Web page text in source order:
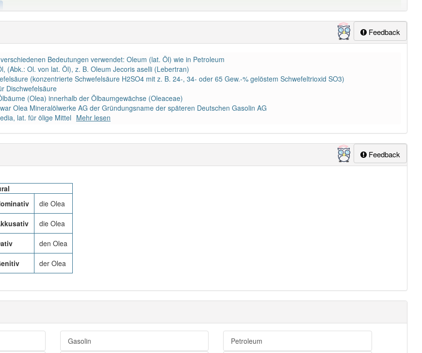
Wörter mit Endung
Bereich Chemie 98% unserer Spielapp-Nutzer haben den Artikel korrekt erraten.
Feedback
Bedeutungen verwendet: Oleum (lat. Öl) wie in Petroleum
(Abk.: Ol. von lat. Öl), z. B. Oleum Jecoris aselli (Lebertran)
(konzentrierte Schwefelsäure H2SO4 mit z. B. 24-, 34- oder 65 Gew.-% gelöstem Schwefeltrioxid SO3)
Dischwefelsäure
(Olea) innerhalb der Ölbaumgewächse (Oleaceae)
Olea Mineralölwerke AG der Gründungsname der späteren Deutschen Gasolin AG
lat. für ölige Mittel
Mehr lesen
Feedback
die Olea
die Olea
den Olea
der Olea
Gasolin Petroleum